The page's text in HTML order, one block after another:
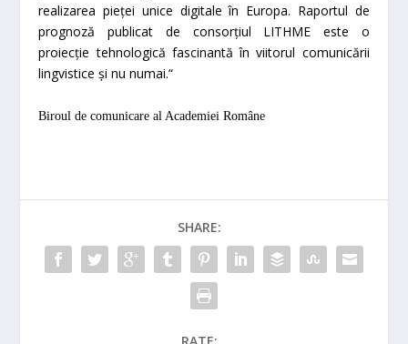
realizarea pieței unice digitale în Europa. Raportul de
prognoză publicat de consorțiul LITHME este o
proiecție tehnologică fascinantă în viitorul comunicării
lingvistice și nu numai.“
Biroul de comunicare al Academiei Române
SHARE: